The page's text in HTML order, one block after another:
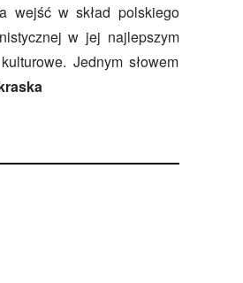
wejść w skład polskiego
w jej najlepszym
Jednym słowem